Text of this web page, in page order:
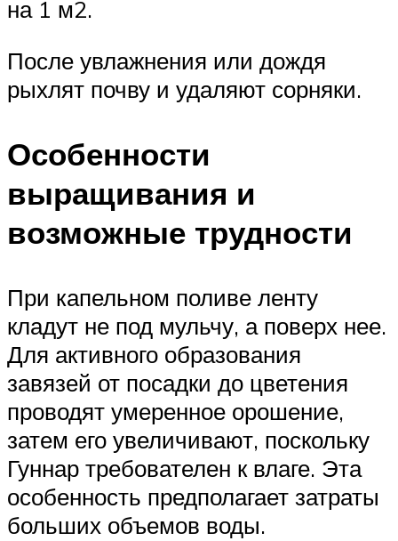
на 1 м2.
После увлажнения или дождя
рыхлят почву и удаляют сорняки.
Особенности
выращивания и
возможные трудности
При капельном поливе ленту
кладут не под мульчу, а поверх нее.
Для активного образования
завязей от посадки до цветения
проводят умеренное орошение,
затем его увеличивают, поскольку
Гуннар требователен к влаге. Эта
особенность предполагает затраты
больших объемов воды.